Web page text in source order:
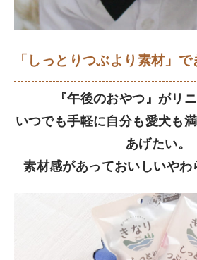
「しっとりつぶより素材」で
『午後のおやつ』がリ
いつでも手軽に自分も愛犬も
あげたい。
素材感があっておいしいやわ